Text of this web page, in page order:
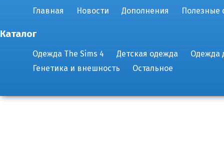
Главная Новости Дополнения Полезные
Каталог
Одежда The Sims 4 Детская одежда
Одежда
Генетика и внешность
Остальное